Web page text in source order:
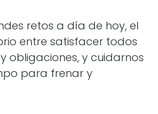
retos a día de hoy, el
entre satisfacer todos
obligaciones, y cuidarnos
para frenar y